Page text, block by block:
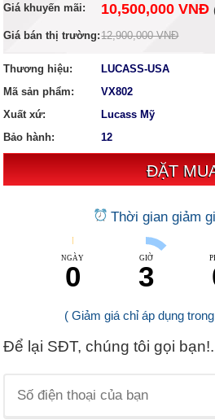
Giá khuyến mãi: 10,500,000 VNĐ
Giá bán thị trường:12,900,000 VNĐ
Thương hiệu:
LUCASS-USA
Mã sản phẩm:
VX802
Xuất xứ:
Lucass Mỹ
Bảo hành:
12
Thời gian giảm
NGÀY
0
GIỜ
3
( Giảm giá chỉ áp dụng
Để lại SĐT, chúng tôi gọi bạn!.